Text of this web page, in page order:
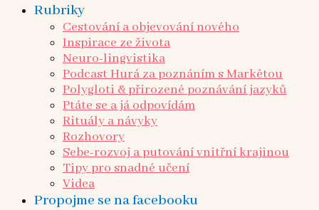
Rubriky
Cestování a objevování nového
Inspirace ze života
Neuro-lingvistika
Podcast Hurá za poznáním s Markétou
Polygloti & přirozené poznávání jazyků
Ptáte se a já odpovídám
Rituály a návyky
Rozhovory
Sebe-rozvoj a putování vnitřní krajinou
Tipy pro snadné učení
Videa
Propojme se na facebooku